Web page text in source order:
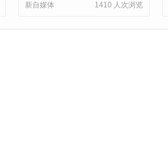
新自媒体 1410 人次浏览